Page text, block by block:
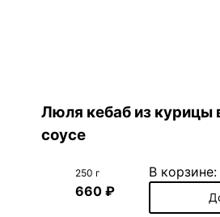
Люля кебаб из курицы
соусе
250 г
660 ₽
В корзине: